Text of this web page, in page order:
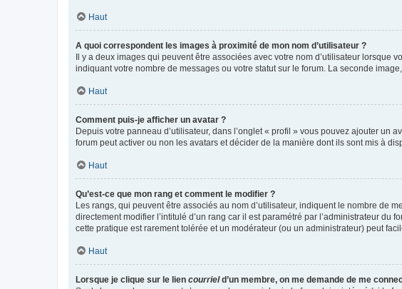
Haut
A quoi correspondent les images à proximité de mon nom d’utilisateur ?
Il y a deux images qui peuvent être associées avec votre nom d’utilisateur lorsque
indiquant votre nombre de messages ou votre statut sur le forum. La seconde
Haut
Comment puis-je afficher un avatar ?
Depuis votre panneau d’utilisateur, dans l’onglet « profil » vous pouvez ajouter un
forum peut activer ou non les avatars et décider de la manière dont ils sont mis à
Haut
Qu’est-ce que mon rang et comment le modifier ?
Les rangs, qui peuvent être associés au nom d’utilisateur, indiquent le nombre de
directement modifier l’intitulé d’un rang car il est paramétré par l’administrateur
cette pratique est rarement tolérée et un modérateur (ou un administrateur) peut
Haut
Lorsque je clique sur le lien courrield’un membre, on me demande de me